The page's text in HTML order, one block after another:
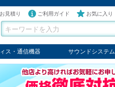
見積り ご利用ガイド お気に入り
ス・通信機器
回線装置
携帯電話PBX
ック・ハンガー
テム
ボード
サウンドシステム
音響機器
輸入オーディオ
楽器
ケーブル